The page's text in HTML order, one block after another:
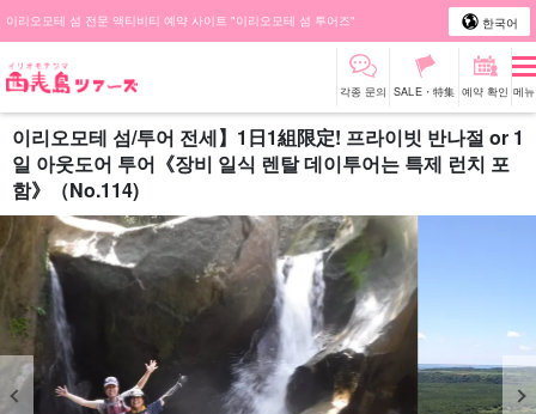
이리오모테 섬 전문 액티비티 예약 사이트 "이리오모테 섬 투어즈" 한국어
각종 문의 SALE・特集 예약 확인 메뉴
이리오모테 섬/투어 전세】1日1組限定! 프라이빗 반나절 or 1
일 아웃도어 투어《장비 일식 렌탈 데이투어는 특제 런치 포
함》（No.114)